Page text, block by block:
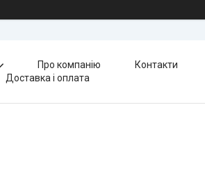
Про компанію Контакти
Доставка і оплата